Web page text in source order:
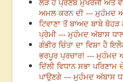
ਅਮਲ ਕਰਨ ਦੀ --- ਮੁਹੰਮਦ
ਟਿਵਾਣਾ ਤੋਂ ਬਾਅਦ ਬਾਬੇ
ਪ੍ਰੇਮੀ --- ਮੁਹੰਮਦ ਅੱਬਾਸ
ਗੰਭੀਰ ਚਿੰਤਾ ਦਾ ਵਿਸ਼ਾ ਹੈ
ਭਰਪੂਰ ਪ੍ਰਚਾਰ! --- ਮੁਹੰਮਦ
ਦਿੱਲੀ ਵਿਧਾਨ ਸਭਾ
ਪਾਉਣਗੇ --- ਮੁਹੰਮਦ ਅੱਬਾਸ